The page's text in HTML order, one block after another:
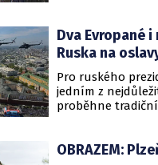
Dva Evropané
Ruska na
Pro ruského
jedním z
proběhne
útoku.
OBRAZEM: